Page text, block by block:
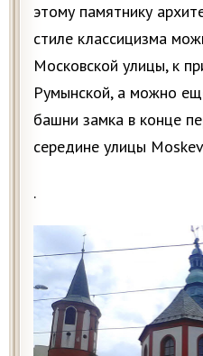
этому памятнику
стиле классицизма
Московской улицы, к
Румынской, а можно
башни замка в конце
середине улицы
.